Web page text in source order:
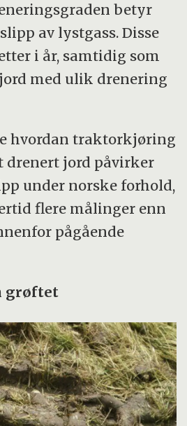
betyr
av lystgass. Disse
i år, samtidig som
med ulik drenering
hvordan traktorkjøring
jord påvirker
under norske forhold,
flere målinger enn
pågående
grøftet